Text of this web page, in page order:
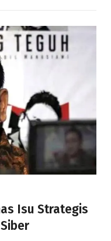
Isu Strategis